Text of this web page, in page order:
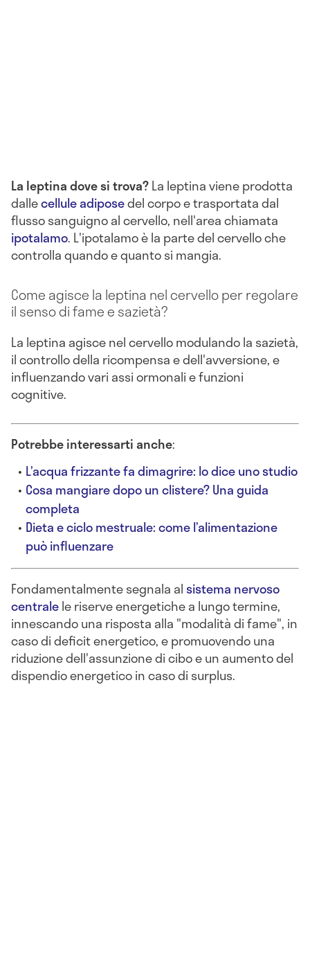
La leptina dove si trova?La leptina viene prodotta
dallecellule adiposedel corpo e trasportata dal
flusso sanguigno al cervello, nell'area chiamata
ipotalamo. L'ipotalamo è la parte del cervello che
controlla quando e quanto si mangia.
Come agisce la leptina nel cervello per regolare
il senso di fame e sazietà?
La leptina agisce nel cervello modulando la sazietà,
il controllo della ricompensa e dell'avversione, e
influenzando vari assi ormonali e funzioni
cognitive.
Potrebbe interessarti anche:
L’acqua frizzante fa dimagrire: lo dice uno studio
Cosa mangiare dopo un clistere? Una guida
completa
Dieta e ciclo mestruale: come l’alimentazione
può influenzare
Fondamentalmente segnala al sistema nervoso
centralele riserve energetiche a lungo termine,
innescando una risposta alla "modalità di fame", in
caso di deficit energetico, e promuovendo una
riduzione dell'assunzione di cibo e un aumento del
dispendio energetico in caso di surplus.